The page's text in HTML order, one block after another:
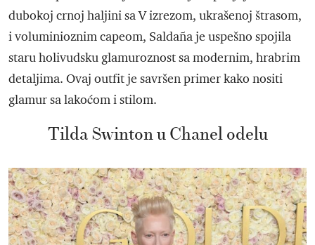
dubokoj crnoj haljini sa V izrezom, ukrašenoj štrasom,
i voluminioznim capeom, Saldaña je uspešno spojila
staru holivudsku glamuroznost sa modernim, hrabrim
detaljima. Ovaj outfit je savršen primer kako nositi
glamur sa lakoćom i stilom.
Tilda Swinton u Chanel odelu